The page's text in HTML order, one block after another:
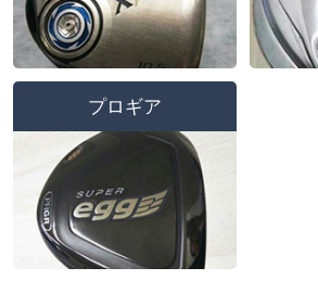
プロギア